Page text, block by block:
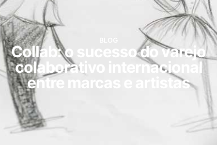
Collab: o sucesso do varejo
colaborativo internacional
entre marcas e artistas